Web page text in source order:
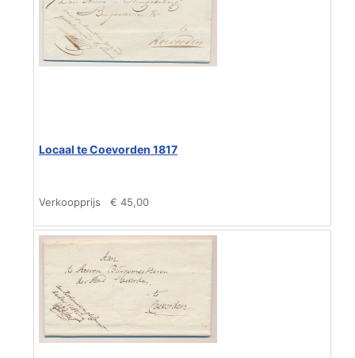
Locaal te Coevorden 1817
Verkoopprijs € 45,00